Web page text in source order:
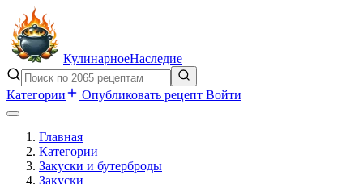
КулинарноеНаследие
Категории Опубликовать рецепт Войти
Главная
Категории
Закуски и бутерброды
Закуски